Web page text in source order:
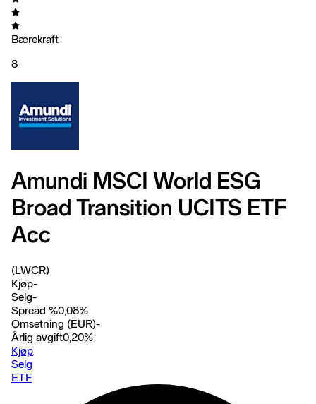
Bærekraft
8
Amundi MSCI World ESG
Broad Transition UCITS ETF
Acc
(LWCR)
Kjøp-
Selg-
Spread %0,08%
Omsetning (EUR)-
Årlig avgift0,20%
Kjøp
Selg
ETF